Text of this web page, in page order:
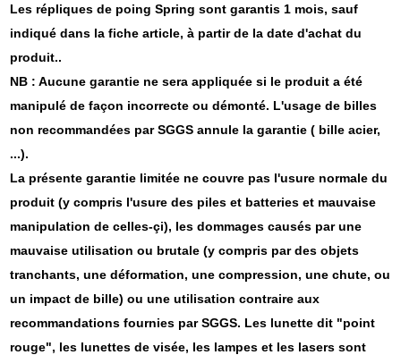
Les répliques de poing Spring sont garantis 1 mois, sauf
indiqué dans la fiche article, à partir de la date d'achat du
produit..
NB : Aucune garantie ne sera appliquée si le produit a été
manipulé de façon incorrecte ou démonté. L'usage de billes
non recommandées par SGGS annule la garantie ( bille acier,
...).
La présente garantie limitée ne couvre pas l'usure normale du
produit (y compris l'usure des piles et batteries et mauvaise
manipulation de celles-çi), les dommages causés par une
mauvaise utilisation ou brutale (y compris par des objets
tranchants, une déformation, une compression, une chute, ou
un impact de bille) ou une utilisation contraire aux
recommandations fournies par SGGS. Les lunette dit "point
rouge", les lunettes de visée, les lampes et les lasers sont